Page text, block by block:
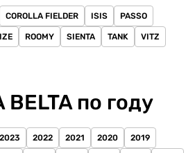
COROLLA FIELDER ISIS PASSO
ROOMY SIENTA TANK VITZ
BELTA по году
2023 2022 2021 2020 2019